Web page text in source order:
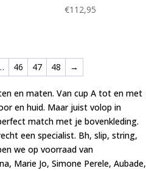
€112,95
46 47 48 →
en maten. Van cup A tot en met
en huid. Maar juist volop in
match met je bovenkleding.
een specialist. Bh, slip, string,
we op voorraad van
Marie Jo, Simone Perele, Aubade,